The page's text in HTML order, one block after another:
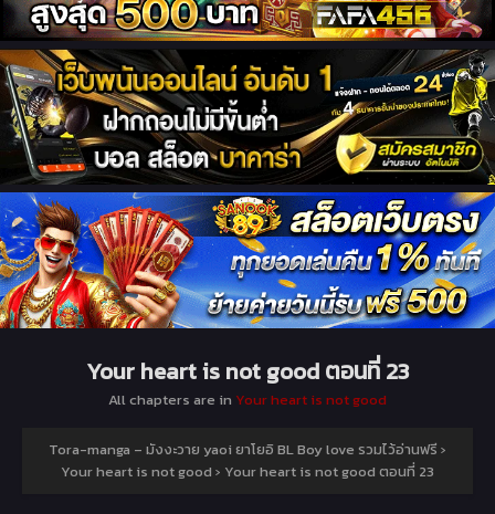
Your heart is not good ตอนที่ 23
All chapters are in Your heart is not good
Tora-manga – มังงะวาย yaoi ยาโยอิ BL Boy love รวมไว้อ่านฟรี ›
Your heart is not good › Your heart is not good ตอนที่ 23